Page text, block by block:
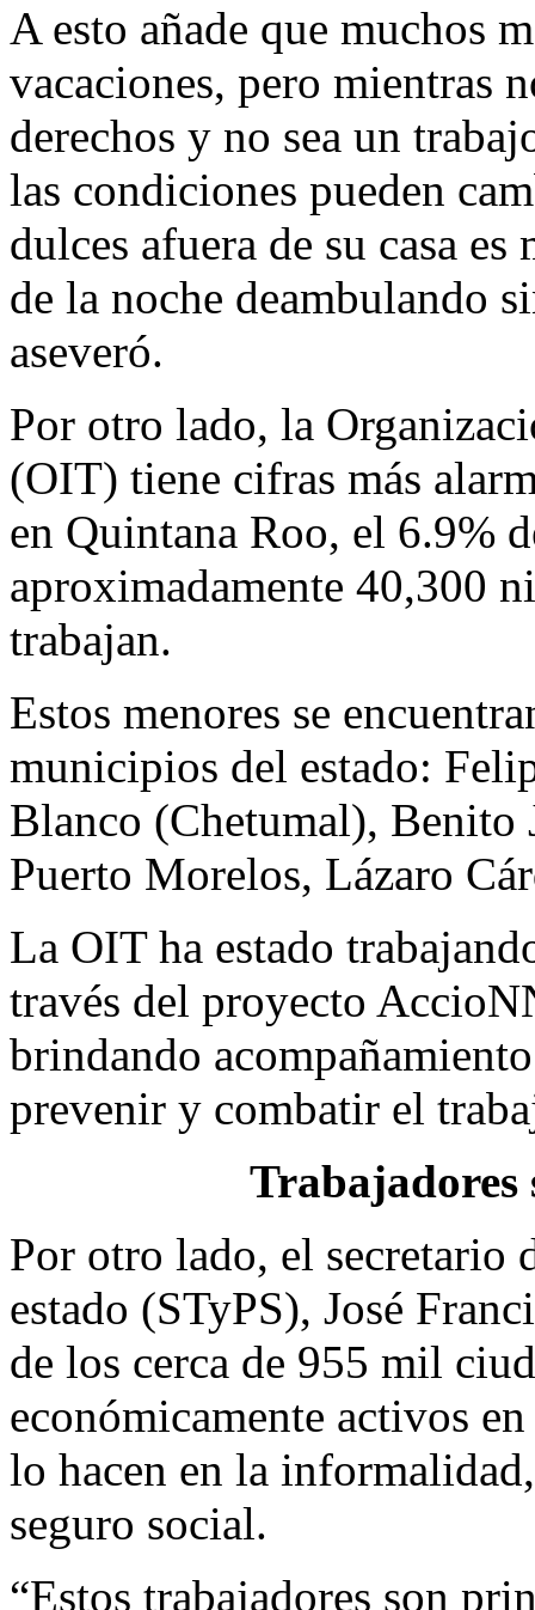
A esto añade que muchos
vacaciones, pero mientras
derechos y no sea un
las condiciones pueden
dulces afuera de su casa
de la noche deambulando
aseveró.
Por otro lado, la
(OIT) tiene cifras más
en Quintana Roo, el 6.9%
aproximadamente 40,300
trabajan.
Estos menores se
municipios del estado:
Blanco (Chetumal), Benito
Puerto Morelos, Lázaro
La OIT ha estado
través del proyecto
brindando
prevenir y combatir el
Trabajadores
Por otro lado, el secretario
estado (STyPS), José
de los cerca de 955 mil
económicamente activos
lo hacen en la
seguro social.
“Estos trabajadores son